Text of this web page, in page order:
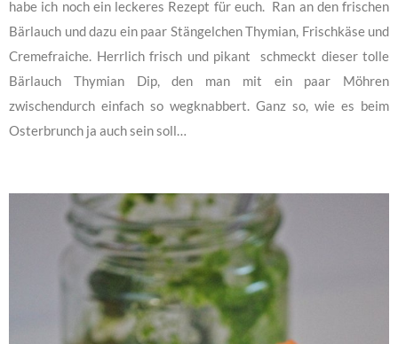
habe ich noch ein leckeres Rezept für euch. Ran an den frischen
Bärlauch und dazu ein paar Stängelchen Thymian, Frischkäse und
Cremefraiche. Herrlich frisch und pikant schmeckt dieser tolle
Bärlauch Thymian Dip, den man mit ein paar Möhren
zwischendurch einfach so wegknabbert. Ganz so, wie es beim
Osterbrunch ja auch sein soll…